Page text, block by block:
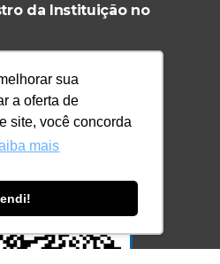
sua
a oferta de
site, você concorda
mais
da Instituição no